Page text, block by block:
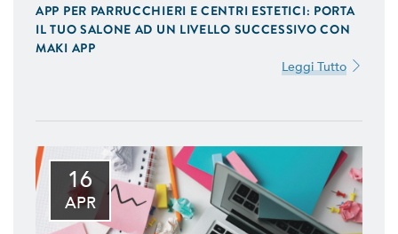
APP PER PARRUCCHIERI E CENTRI ESTETICI: PORTA
IL TUO SALONE AD UN LIVELLO SUCCESSIVO CON
MAKI APP
Leggi Tutto
16
APR